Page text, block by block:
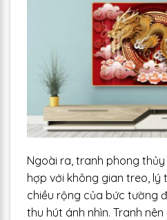
Ngoài ra, tranh phong
hợp với không gian treo,
chiều rộng của bức tường
thu hút ánh nhìn. Tranh